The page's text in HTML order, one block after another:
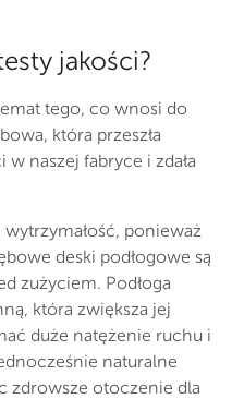
jakości?
tego, co wnosi do
która przeszła
naszej fabryce i zdała
ponieważ
deski podłogowe są
zużyciem. Podłoga
która zwiększa jej
duże natężenie ruchu i
naturalne
zdrowsze otoczenie dla